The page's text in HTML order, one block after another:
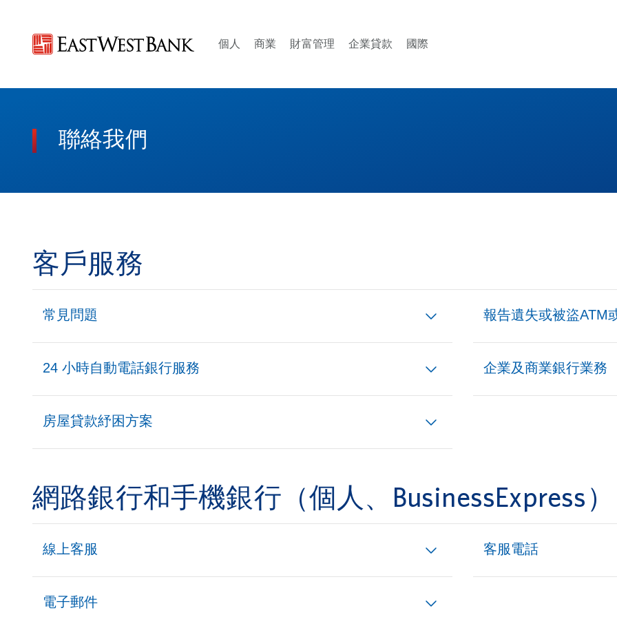
個人 Open 個人 menu
商業 Open 商業 menu
財富管理 Open 財富管理 menu
企業貸款 Open 企業貸款 menu
國際
聯絡我們
客戶服務
常見問題
24 小時自動電話銀行服務
房屋貸款紓困方案
報告遺失或被盜ATM
企業及商業銀行業務
網路銀行和手機銀行（個人、BusinessExpress）
線上客服
電子郵件
客服電話